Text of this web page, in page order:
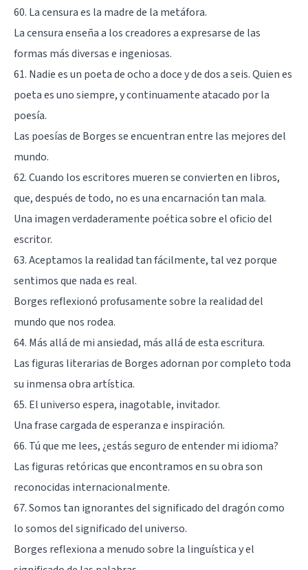
60. La censura es la madre de la metáfora.
La censura enseña a los creadores a expresarse de las
formas más diversas e ingeniosas.
61. Nadie es un poeta de ocho a doce y de dos a seis. Quien es
poeta es uno siempre, y continuamente atacado por la
poesía.
Las poesías de Borges se encuentran entre las mejores del
mundo.
62. Cuando los escritores mueren se convierten en libros,
que, después de todo, no es una encarnación tan mala.
Una imagen verdaderamente poética sobre el oficio del
escritor.
63. Aceptamos la realidad tan fácilmente, tal vez porque
sentimos que nada es real.
Borges reflexionó profusamente sobre la realidad del
mundo que nos rodea.
64. Más allá de mi ansiedad, más allá de esta escritura.
Las figuras literarias de Borges adornan por completo toda
su inmensa obra artística.
65. El universo espera, inagotable, invitador.
Una frase cargada de esperanza e inspiración.
66. Tú que me lees, ¿estás seguro de entender mi idioma?
Las figuras retóricas que encontramos en su obra son
reconocidas internacionalmente.
67. Somos tan ignorantes del significado del dragón como
lo somos del significado del universo.
Borges reflexiona a menudo sobre la linguística y el